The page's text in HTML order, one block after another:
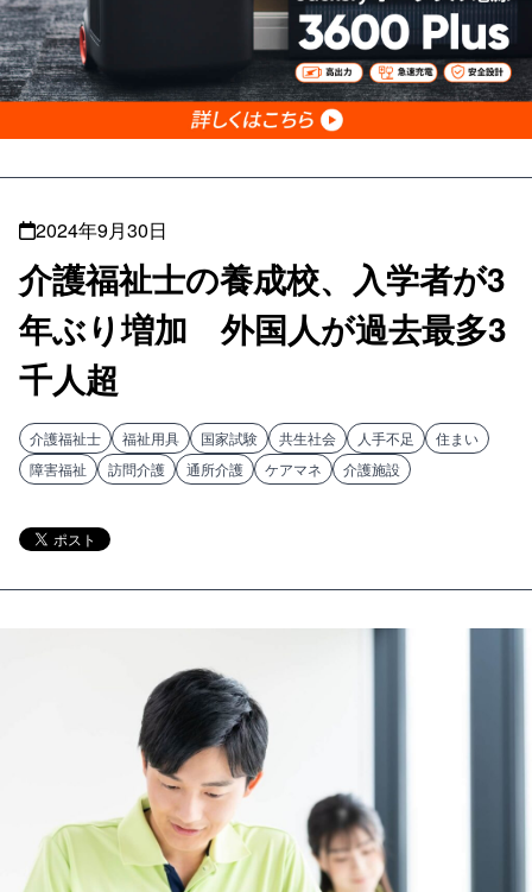
2024年9月30日
介護福祉士の養成校、入学者が3
年ぶり増加 外国人が過去最多3
千人超
介護福祉士 福祉用具 国家試験 共生社会 人手不足
住まい
障害福祉
訪問介護 通所介護 ケアマネ 介護施設